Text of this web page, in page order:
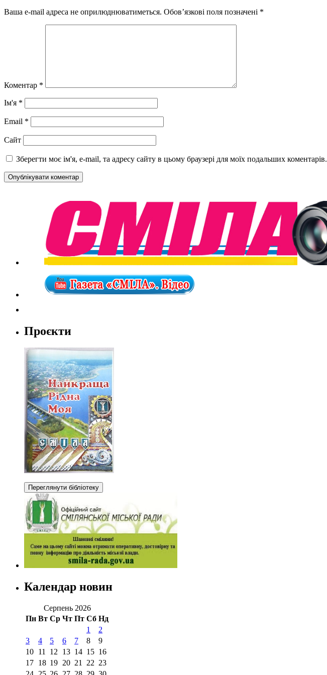
Ваша e-mail адреса не оприлюднюватиметься. Обов’язкові поля позначені *
Коментар *
Ім'я *
Email *
Сайт
Зберегти моє ім'я, e-mail, та адресу сайту в цьому браузері для моїх подальших коментарів.
Проєкти
Календар новин
Серпень 2026
Пн Вт Ср Чт Пт Сб Нд
1
2
3
4 5 6 7 8
9
10 11 12 13 14 15 16
17 18 19 20 21 22 23